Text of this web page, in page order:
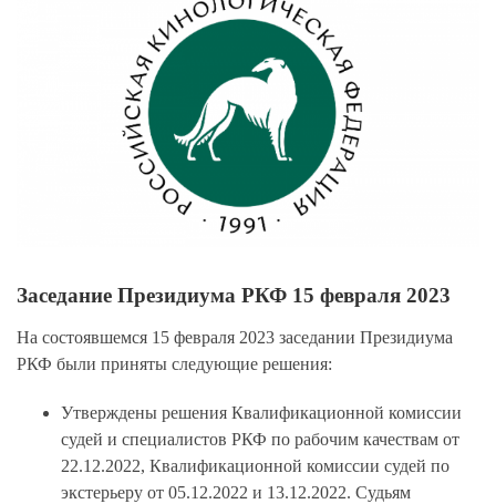
Заседание Президиума РКФ 15 февраля 2023
На состоявшемся 15 февраля 2023 заседании Президиума
РКФ были приняты следующие решения:
Утверждены решения Квалификационной комиссии
судей и специалистов РКФ по рабочим качествам от
22.12.2022, Квалификационной комиссии судей по
экстерьеру от 05.12.2022 и 13.12.2022. Судьям